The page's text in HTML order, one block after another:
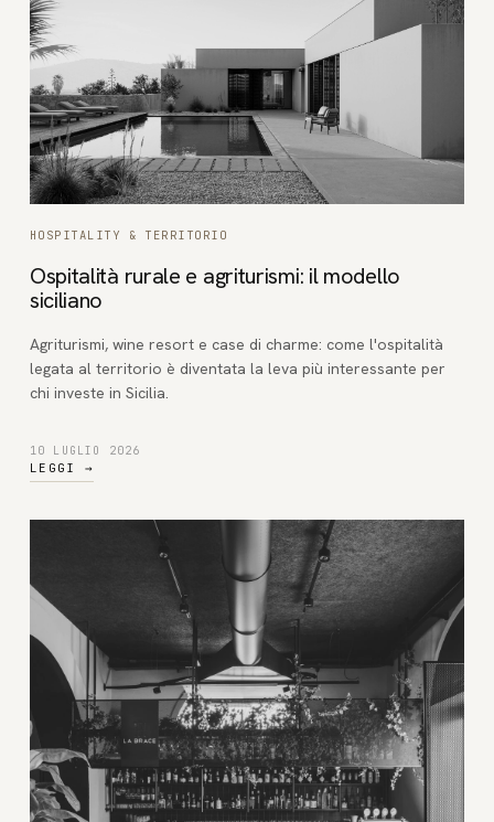
HOSPITALITY & TERRITORIO
Ospitalità rurale e agriturismi: il modello
siciliano
Agriturismi, wine resort e case di charme: come l'ospitalità
legata al territorio è diventata la leva più interessante per
chi investe in Sicilia.
10 LUGLIO 2026
LEGGI →